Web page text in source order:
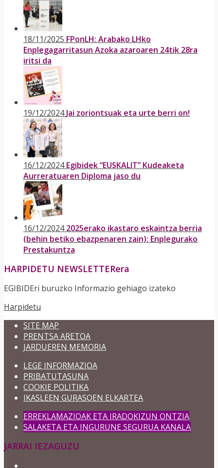
18/11/2025 FPonLH: Arabako LHko
Enplegagarritasun Azoka azaroaren 24tik 28ra
iritsi da
19/12/2024 Jai zoriontsuak eta urte berri on!
16/12/2024 Egibidek “EUSKALIT” Kudeaketa
Aurreratuaren Diploma jaso du
16/12/2024 2025erako ikastaro eskaintza berria
(behin betiko ebazpenaren zain): Enplegurako
Prestakuntza
HARPIDETU NEWSLETTERera
EGIBIDEri buruzko Informazio gehiago izateko
Harpidetu
SITE MAP
PRENTSA ARETOA
JARDUEREN MEMORIA
LEGE INFORMAZIOA
PRIBATUTASUNA
COOKIE POLITIKA
IKASLEEN GURASOEN ELKARTEA
ERREKLAMAZIOAK ETA IRADOKIZUN ONTZIA
SALAKETA ETA INGURUNE SEGURUA KANALA
JARRAI IEZAGUZU